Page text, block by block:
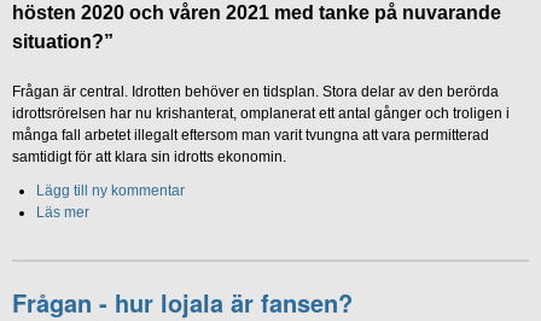
hösten 2020 och våren 2021 med tanke på nuvarande
situation?”
Frågan är central. Idrotten behöver en tidsplan. Stora delar av den berörda
idrottsrörelsen har nu krishanterat, omplanerat ett antal gånger och troligen i
många fall arbetet illegalt eftersom man varit tvungna att vara permitterad
samtidigt för att klara sin idrotts ekonomin.
Lägg till ny kommentar
Läs mer
Frågan - hur lojala är fansen?